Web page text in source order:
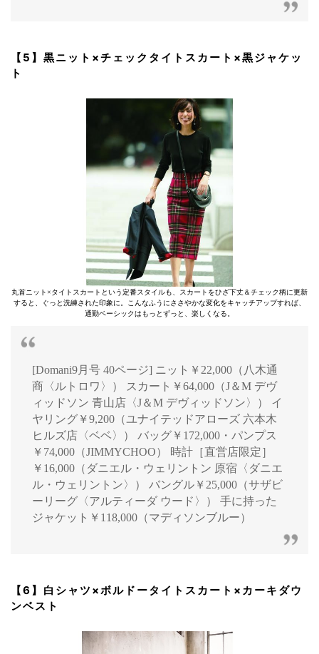
【5】黒ニット×チェックタイトスカート×黒ジャケッ
ト
丸首ニット×タイトスカートという定番スタイルも、スカートをひざ下丈＆チェック柄に更新
すると、ぐっと洗練された印象に。こんなふうにささやかな変化をキャッチアップすれば、
通勤ベーシックはもっとずっと、楽しくなる。
[Domani9月号 40ページ] ニット￥22,000（八木通
商〈ルトロワ〉） スカート￥64,000（J＆M デヴ
ィッドソン 青山店〈J＆M デヴィッドソン〉） イ
ヤリング￥9,200（ユナイテッドアローズ 六本木
ヒルズ店〈ベベ〉） バッグ￥172,000・パンプス
￥74,000（JIMMYCHOO） 時計［直営店限定］
￥16,000（ダニエル・ウェリントン 原宿〈ダニエ
ル・ウェリントン〉） バングル￥25,000（サザビ
ーリーグ〈アルティーダ ウード〉） 手に持った
ジャケット￥118,000（マディソンブルー）
【6】白シャツ×ボルドータイトスカート×カーキダウ
ンベスト